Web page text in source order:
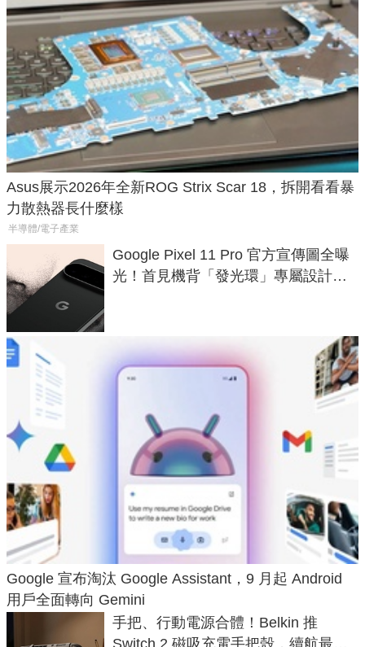
Asus展示2026年全新ROG Strix Scar 18，拆開看看暴
力散熱器長什麼樣
半導體/電子產業
Google Pixel 11 Pro 官方宣傳圖全曝
光！首見機背「發光環」專屬設計、
Google 宣布淘汰 Google Assistant，9 月起 Android
用戶全面轉向 Gemini
手把、行動電源合體！Belkin 推